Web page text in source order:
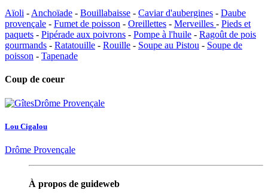
Aïoli - Anchoïade - Bouillabaisse - Caviar d'aubergines - Daube
provençale - Fumet de poisson - Oreillettes - Merveilles - Pieds et
paquets - Pipérade aux poivrons - Pompe à l'huile - Ragoût de pois
gourmands - Ratatouille - Rouille - Soupe au Pistou - Soupe de
poisson - Tapenade
Coup de coeur
Lou Cigalou
Drôme Provençale
À propos de guideweb